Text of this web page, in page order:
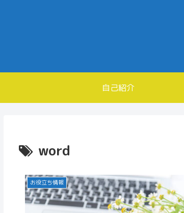
自己紹介
word
お役立ち情報